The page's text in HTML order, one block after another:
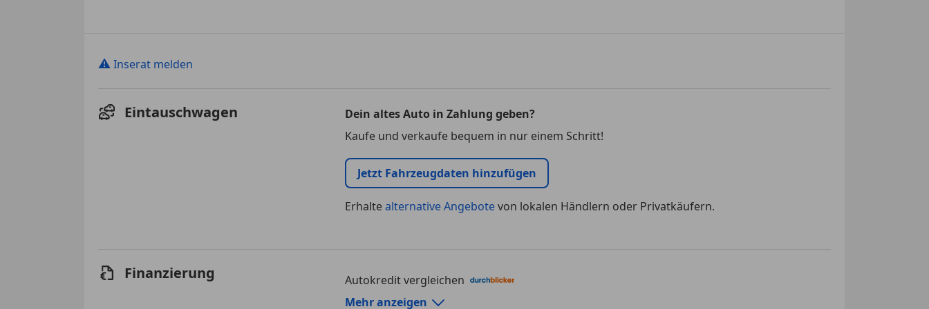
⚠ Inserat melden
Eintauschwagen
Dein altes Auto in Zahlung geben?
Kaufe und verkaufe bequem in nur einem Schritt!
Jetzt Fahrzeugdaten hinzufügen
Erhaltealternative Angebotevon lokalen Händlern oder Privatkäufern.
Finanzierung
Autokredit vergleichen
Autokredit-Rechner von durchblicker.at
Mehr anzeigen